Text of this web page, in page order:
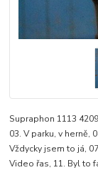
Supraphon 1113
03. V parku, v herně,
Vždycky jsem to já,
Video řas, 11. Byl to